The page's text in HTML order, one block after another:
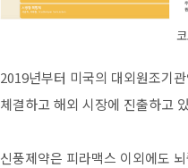
2019년부터 미국의 대외원조기
체결하고 해외 시장에 진출하고
신풍제약은 피라맥스 이외에도